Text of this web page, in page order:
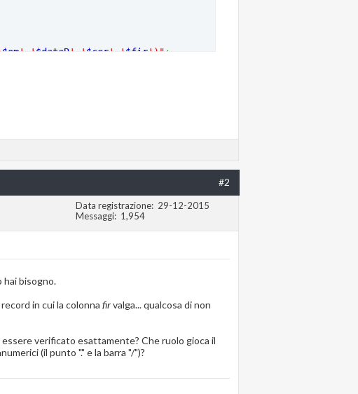
$om',' $dataR',' $cer',' $fir')" ;
#2
Data registrazione
29-12-2015
Messaggi
1,954
hai bisogno.
in cui la colonna firvalga... qualcosa di non
essere verificato esattamente? Che ruolo gioca il
(il punto "." e la barra "/")?